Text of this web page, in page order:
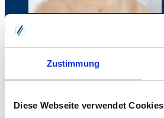
Zustimmung
Diese Webseite verwendet Cookies
Michelle Steinmetz
0151 629 426 34